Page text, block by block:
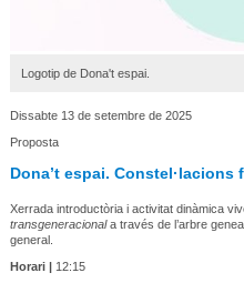
Logotip de Dona't espai.
Dissabte 13 de setembre de 2025
Proposta
Dona’t espai.
Xerrada introductòria i activitat dinàmica
transgeneracionala través de l’arbre
general.
Horari |12:15